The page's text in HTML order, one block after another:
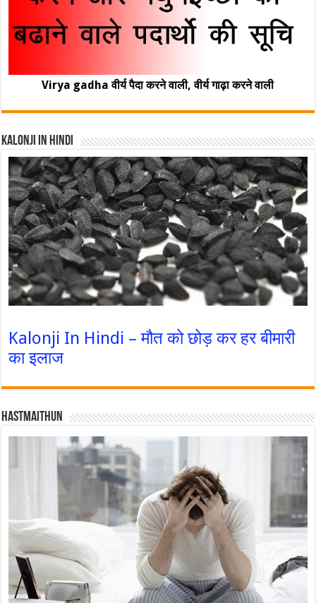
Virya gadha वीर्य पैदा करने वाली, वीर्य गाढ़ा करने वाली
Kalonji In Hindi
Kalonji In Hindi – मौत को छोड़ कर हर बीमारी
का इलाज
Hastmaithun